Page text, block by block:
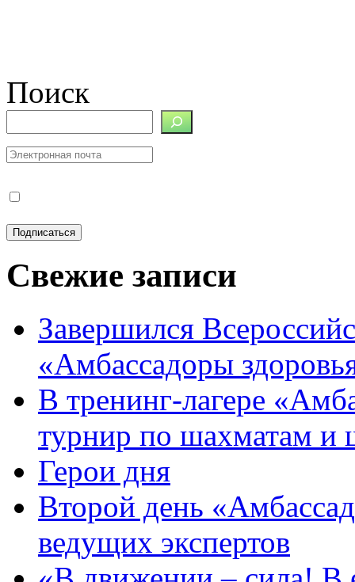
Поиск
Свежие записи
Завершился
«Амбассадоры
В тренинг-лагере
турнир по шахматам и
Герои дня
Второй день
ведущих экспертов